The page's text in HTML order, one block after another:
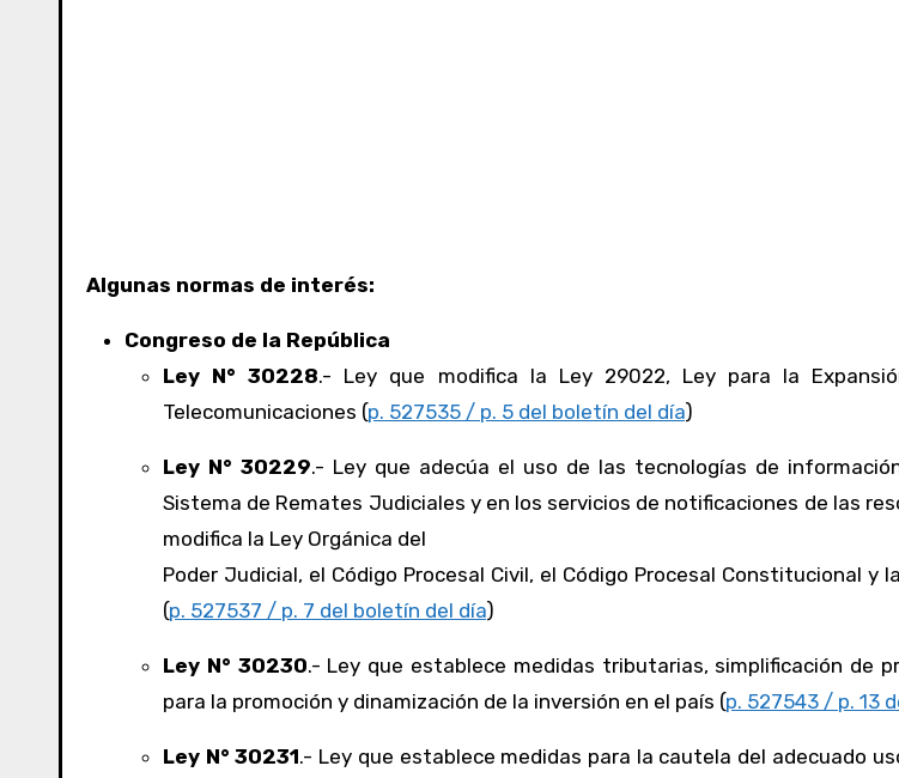
Algunas normas de interés:
Congreso de la República
Ley N° 30228.- Ley que modifica la Ley 29022, Ley para la
Telecomunicaciones (p. 527535 / p. 5 del boletín del día)
Ley N° 30229.- Ley que adecúa el uso de las tecnologías de
Sistema de Remates Judiciales y en los servicios de notificaciones de las
modifica la Ley Orgánica del
Poder Judicial, el Código Procesal Civil, el Código Procesal Constitucional y
(p. 527537 / p. 7 del boletín del día)
Ley N° 30230.- Ley que establece medidas tributarias, simplificación de
para la promoción y dinamización de la inversión en el país (p. 527543 / p. 13
Ley N° 30231.- Ley que establece medidas para la cautela del adecuado